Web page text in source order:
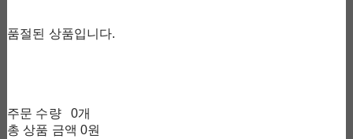
품절된 상품입니다.
주문 수량
0개
총 상품 금액 0원